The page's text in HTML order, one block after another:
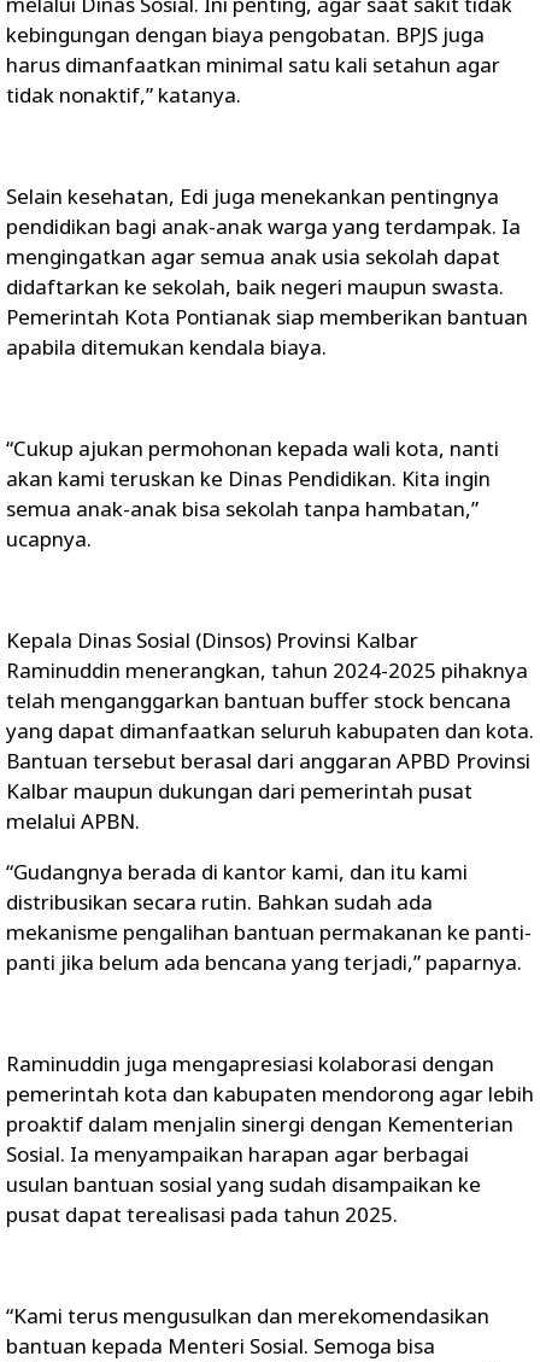
kebingungan dengan biaya pengobatan. BPJS juga
harus dimanfaatkan minimal satu kali setahun agar
tidak nonaktif,” katanya.
Selain kesehatan, Edi juga menekankan pentingnya
pendidikan bagi anak-anak warga yang terdampak. Ia
mengingatkan agar semua anak usia sekolah dapat
didaftarkan ke sekolah, baik negeri maupun swasta.
Pemerintah Kota Pontianak siap memberikan bantuan
apabila ditemukan kendala biaya.
“Cukup ajukan permohonan kepada wali kota, nanti
akan kami teruskan ke Dinas Pendidikan. Kita ingin
semua anak-anak bisa sekolah tanpa hambatan,”
ucapnya.
Kepala Dinas Sosial (Dinsos) Provinsi Kalbar
Raminuddin menerangkan, tahun 2024-2025 pihaknya
telah menganggarkan bantuan buffer stock bencana
yang dapat dimanfaatkan seluruh kabupaten dan kota.
Bantuan tersebut berasal dari anggaran APBD Provinsi
Kalbar maupun dukungan dari pemerintah pusat
melalui APBN.
“Gudangnya berada di kantor kami, dan itu kami
distribusikan secara rutin. Bahkan sudah ada
mekanisme pengalihan bantuan permakanan ke panti-
panti jika belum ada bencana yang terjadi,” paparnya.
Raminuddin juga mengapresiasi kolaborasi dengan
pemerintah kota dan kabupaten mendorong agar lebih
proaktif dalam menjalin sinergi dengan Kementerian
Sosial. Ia menyampaikan harapan agar berbagai
usulan bantuan sosial yang sudah disampaikan ke
pusat dapat terealisasi pada tahun 2025.
“Kami terus mengusulkan dan merekomendasikan
bantuan kepada Menteri Sosial. Semoga bisa